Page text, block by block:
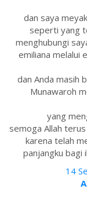
dan saya
seperti yang
menghubungi
emiliana melalui
dan Anda masih
Munawaroh
yang
semoga Allah
karena telah
panjangku bagi
14